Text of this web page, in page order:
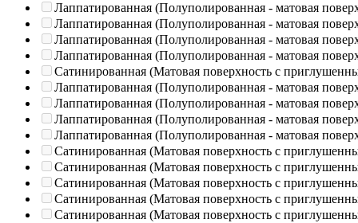
Лаппатированная (Полуполированная - матовая
Лаппатированная (Полуполированная - матовая
Лаппатированная (Полуполированная - матовая
Лаппатированная (Полуполированная - матовая
Сатинированная (Матовая поверхность с
Лаппатированная (Полуполированная - матовая
Лаппатированная (Полуполированная - матовая
Лаппатированная (Полуполированная - матовая
Лаппатированная (Полуполированная - матовая
Сатинированная (Матовая поверхность с
Сатинированная (Матовая поверхность с
Сатинированная (Матовая поверхность с
Сатинированная (Матовая поверхность с
Сатинированная (Матовая поверхность с